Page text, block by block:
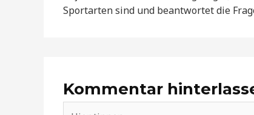
Sportarten sind und beantwortet die
Kommentar